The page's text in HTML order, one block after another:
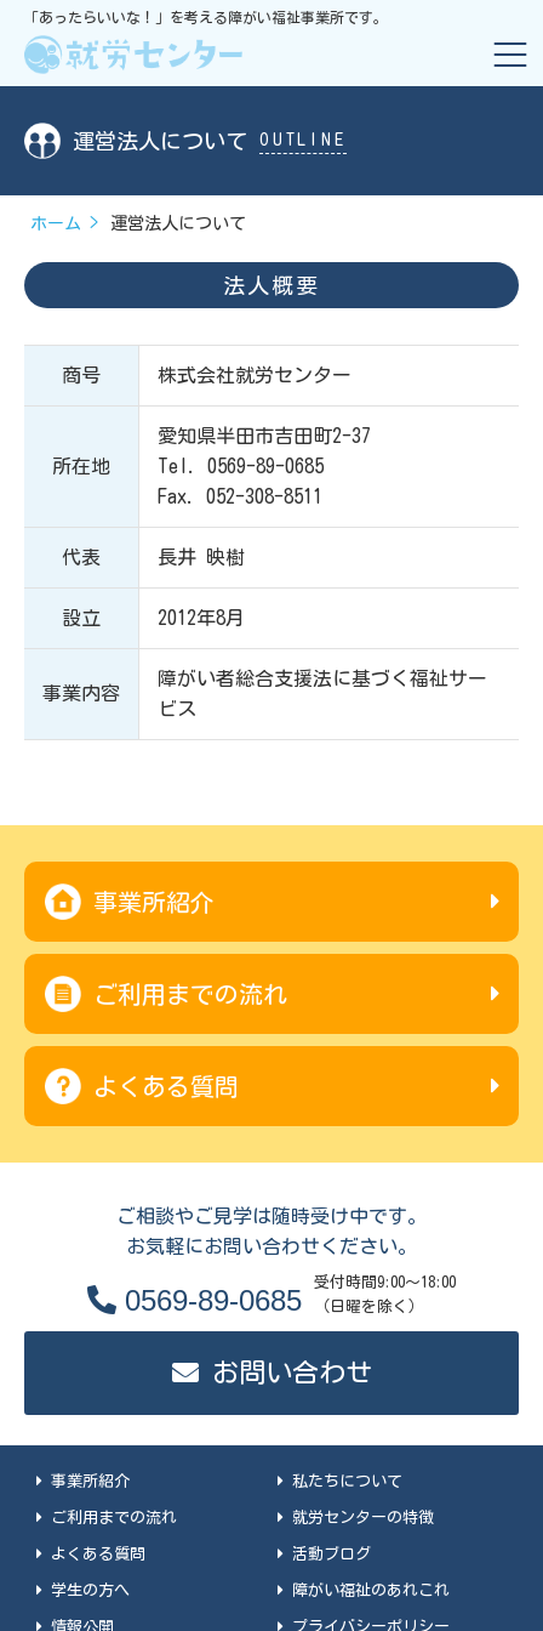
「あったらいいな！」を考える障がい福祉事業所です。
運営法人について OUTLINE
ホーム 運営法人について
法人概要
商号 株式会社就労センター
所在地
愛知県半田市吉田町2-37
Tel. 0569-89-0685
Fax. 052-308-8511
代表 長井 映樹
設立 2012年8月
事業内容
障がい者総合支援法に基づく福祉サー
ビス
事業所紹介
ご利用までの流れ
よくある質問
ご相談やご見学は随時受け中です。
お気軽にお問い合わせください。
0569-89-0685
受付時間9:00～18:00
（日曜を除く）
お問い合わせ
事業所紹介 私たちについて
ご利用までの流れ 就労センターの特徴
よくある質問 活動ブログ
学生の方へ 障がい福祉のあれこれ
情報公開 プライバシーポリシー